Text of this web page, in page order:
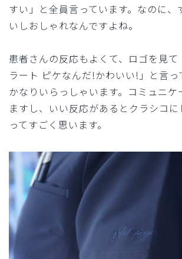
すい」と全員言っています。なのに、
いしおしゃれなんですよね。
患者さんの反応もよくて、ロゴを見て
ラート ピケなんだ!かわいい!」と言
かなりいらっしゃいます。コミュニケ
ますし、いい反応があるとクラシコ
ってすごく思います。